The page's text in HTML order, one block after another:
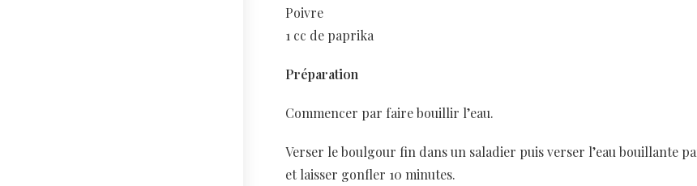
Poivre
1 cc de paprika
Préparation
Commencer par faire bouillir l’eau.
Verser le boulgour fin dans un saladier puis verser l’eau bouillante
et laisser gonfler 10 minutes.